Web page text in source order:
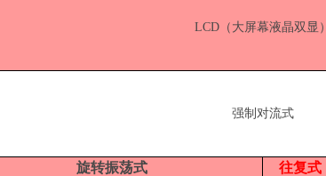
LCD（大屏幕液晶双显）
强制对流式
旋转振荡式 往复式